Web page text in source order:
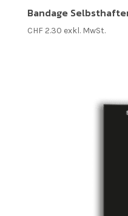
Bandage
CHF2.30 exkl. MwSt.